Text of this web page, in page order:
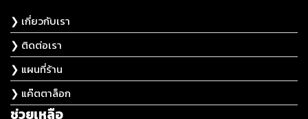
❯ เกี่ยวกับเรา
❯ ติดต่อเรา
❯ แผนที่ร้าน
❯ แค๊ตตาล็อก
ช่วยเหลือ